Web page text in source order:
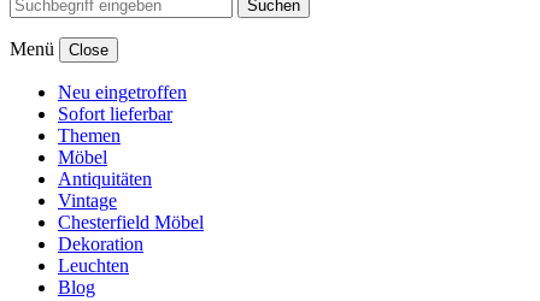
Suchen
Menü Close
Neu eingetroffen
Sofort lieferbar
Themen
Möbel
Antiquitäten
Vintage
Chesterfield Möbel
Dekoration
Leuchten
Blog